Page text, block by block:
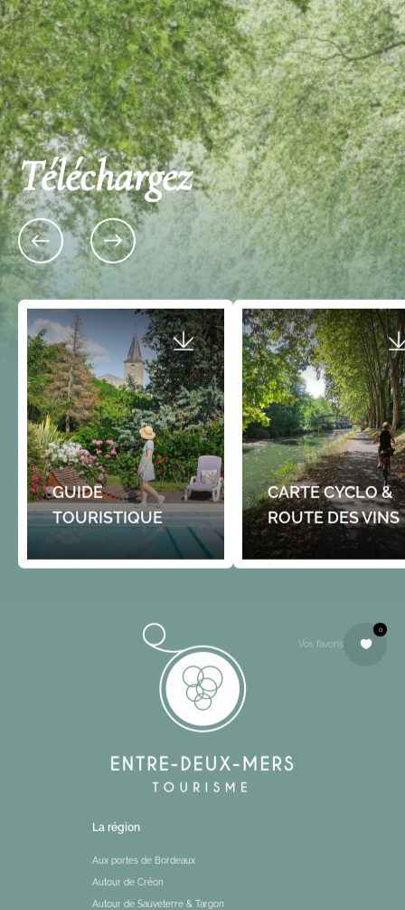
Téléchargez
GUIDE
TOURISTIQUE
CARTE CYCLO &
ROUTE DES VINS
Vos favoris
0
La région
Aux portes de Bordeaux
Autour de Créon
Autour de Sauveterre & Targon